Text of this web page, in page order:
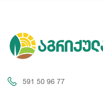
591 50 96 77